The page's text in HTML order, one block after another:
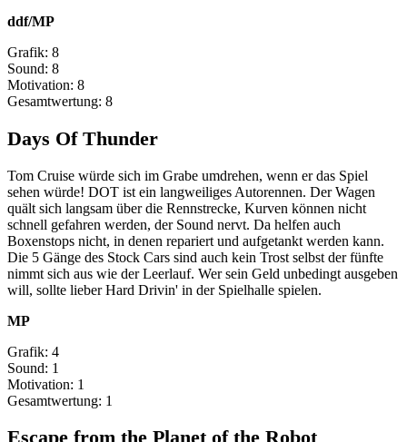
ddf/MP
Grafik: 8
Sound: 8
Motivation: 8
Gesamtwertung: 8
Days Of Thunder
Tom Cruise würde sich im Grabe umdrehen, wenn er das Spiel
sehen würde! DOT ist ein langweiliges Autorennen. Der Wagen
quält sich langsam über die Rennstrecke, Kurven können nicht
schnell gefahren werden, der Sound nervt. Da helfen auch
Boxenstops nicht, in denen repariert und aufgetankt werden kann.
Die 5 Gänge des Stock Cars sind auch kein Trost selbst der fünfte
nimmt sich aus wie der Leerlauf. Wer sein Geld unbedingt ausgeben
will, sollte lieber Hard Drivin' in der Spielhalle spielen.
MP
Grafik: 4
Sound: 1
Motivation: 1
Gesamtwertung: 1
Escape from the Planet of the Robot